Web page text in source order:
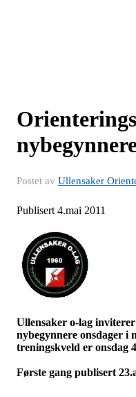
Postet av Ullensaker
Publisert 4.mai 2011
Ullensaker o-lag
nybegynnere onsdager i
treningskveld er onsdag
Første gang publisert